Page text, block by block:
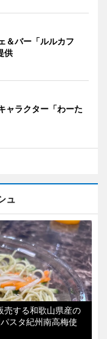
＆バー「ルルカフ
供
ャラクター「わーた
ュ
売する和歌山県産の
スタ紀州南高梅使